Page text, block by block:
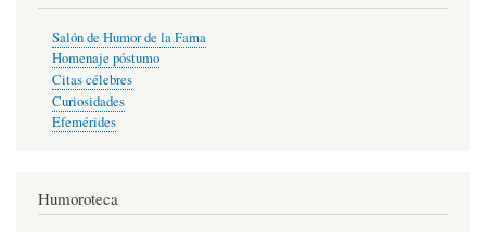
Salón de Humor de la Fama
Homenaje póstumo
Citas célebres
Curiosidades
Efemérides
Humoroteca